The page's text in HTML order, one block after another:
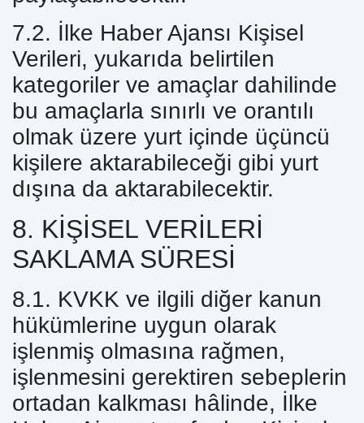
7.2. İlke Haber Ajansı Kişisel
Verileri, yukarıda belirtilen
kategoriler ve amaçlar dahilinde
bu amaçlarla sınırlı ve orantılı
olmak üzere yurt içinde üçüncü
kişilere aktarabileceği gibi yurt
dışına da aktarabilecektir.
8. KİŞİSEL VERİLERİ
SAKLAMA SÜRESİ
8.1. KVKK ve ilgili diğer kanun
hükümlerine uygun olarak
işlenmiş olmasına rağmen,
işlenmesini gerektiren sebeplerin
ortadan kalkması hâlinde, İlke